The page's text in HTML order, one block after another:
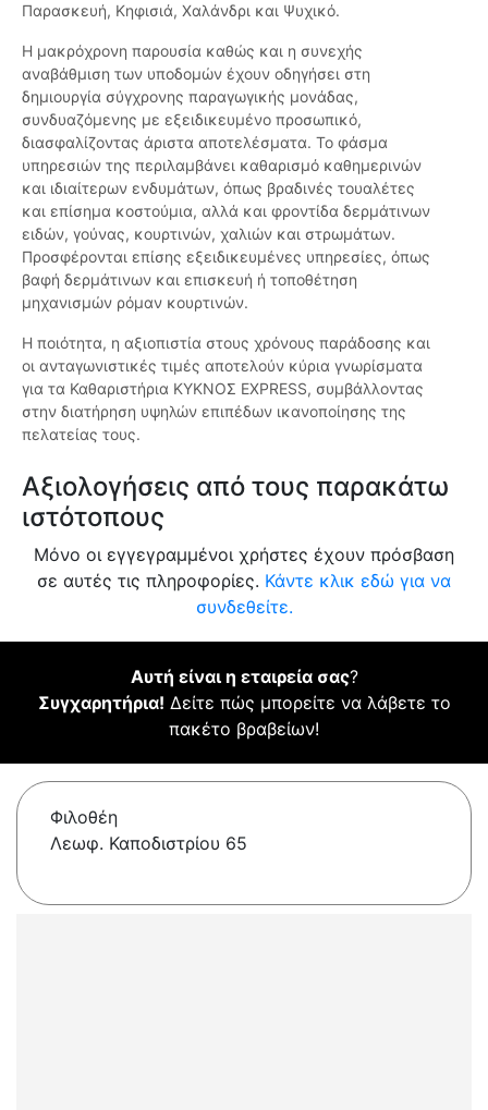
Παρασκευή, Κηφισιά, Χαλάνδρι και Ψυχικό.
Η μακρόχρονη παρουσία καθώς και η συνεχής
αναβάθμιση των υποδομών έχουν οδηγήσει στη
δημιουργία σύγχρονης παραγωγικής μονάδας,
συνδυαζόμενης με εξειδικευμένο προσωπικό,
διασφαλίζοντας άριστα αποτελέσματα. Το φάσμα
υπηρεσιών της περιλαμβάνει καθαρισμό καθημερινών
και ιδιαίτερων ενδυμάτων, όπως βραδινές τουαλέτες
και επίσημα κοστούμια, αλλά και φροντίδα δερμάτινων
ειδών, γούνας, κουρτινών, χαλιών και στρωμάτων.
Προσφέρονται επίσης εξειδικευμένες υπηρεσίες, όπως
βαφή δερμάτινων και επισκευή ή τοποθέτηση
μηχανισμών ρόμαν κουρτινών.
Η ποιότητα, η αξιοπιστία στους χρόνους παράδοσης και
οι ανταγωνιστικές τιμές αποτελούν κύρια γνωρίσματα
για τα Καθαριστήρια ΚΥΚΝΟΣ EXPRESS, συμβάλλοντας
στην διατήρηση υψηλών επιπέδων ικανοποίησης της
πελατείας τους.
Αξιολογήσεις από τους παρακάτω
ιστότοπους
Μόνο οι εγγεγραμμένοι χρήστες έχουν πρόσβαση
σε αυτές τις πληροφορίες. Κάντε κλικ εδώ για να
συνδεθείτε.
Αυτή είναι η εταιρεία σας?
Συγχαρητήρια! Δείτε πώς μπορείτε να λάβετε το
πακέτο βραβείων!
Φιλοθέη
Λεωφ. Καποδιστρίου 65